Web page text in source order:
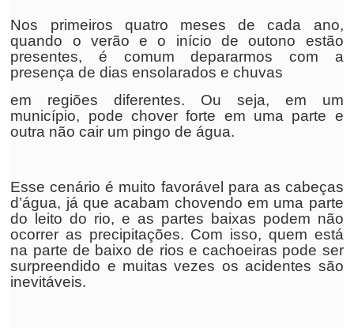
Nos primeiros quatro meses de cada ano,
quando o verão e o início de outono estão
presentes, é comum depararmos com a
presença de dias ensolarados e chuvas
em regiões diferentes. Ou seja, em um
município, pode chover forte em uma parte e
outra não cair um pingo de água.
Esse cenário é muito favorável para as cabeças
d’água, já que acabam chovendo em uma parte
do leito do rio, e as partes baixas podem não
ocorrer as precipitações. Com isso, quem está
na parte de baixo de rios e cachoeiras pode ser
surpreendido e muitas vezes os acidentes são
inevitáveis.